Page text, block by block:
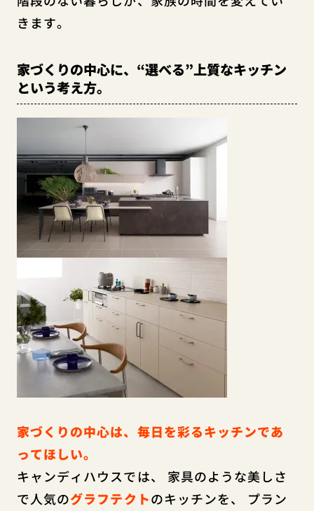
きます。
家づくりの中心に、“選べる”上質なキッチン
という考え方。
家づくりの中心は、毎日を彩るキッチンであ
ってほしい。
キャンディハウスでは、 家具のような美しさ
で人気のグラフテクトのキッチンを、 プラン